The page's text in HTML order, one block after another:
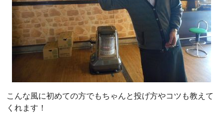
こんな風に初めての方でもちゃんと投げ方やコツも教えて
くれます！